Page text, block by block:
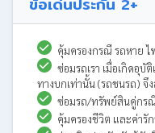
คุ้มครองกรณี รถหาย ไ
ซ่อมรถเรา เมื่อเกิดอุ
ทางบกเท่านั้น (รถชนรถ) จึ
ซ่อมรถ/ทรัพย์สินคู่กรณี
คุ้มครองชีวิต และค่ารั